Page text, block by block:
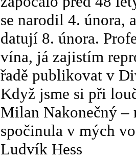
se narodil 4. února,
datují 8. února.
vína, já zajistím
řadě publikovat v
Když jsme si při
Milan Nakonečný –
spočinula v mých
Ludvík Hess